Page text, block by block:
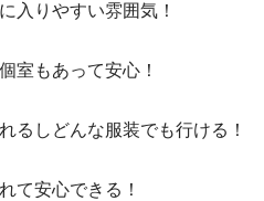
入りやすい雰囲気！
室もあって安心！
るしどんな服装でも行ける！
て安心できる！